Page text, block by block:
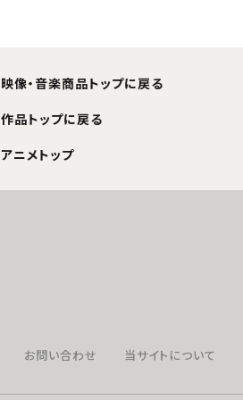
映像・音楽商品トップに戻る
作品トップに戻る
アニメトップ
お問い合わせ 当サイトについて